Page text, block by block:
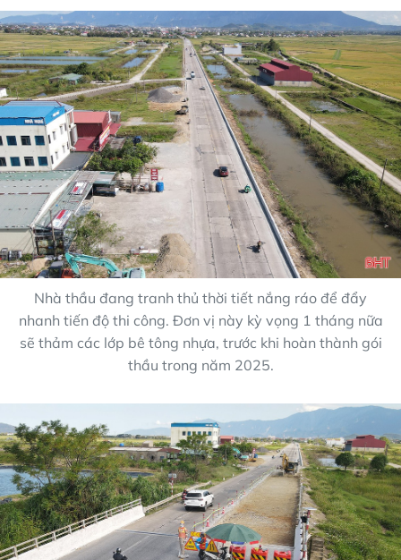
Nhà thầu đang tranh thủ thời tiết nắng ráo để đẩy
nhanh tiến độ thi công. Đơn vị này kỳ vọng 1 tháng nữa
sẽ thảm các lớp bê tông nhựa, trước khi hoàn thành gói
thầu trong năm 2025.